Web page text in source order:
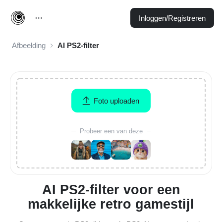
Inloggen/Registreren
Afbeelding AI PS2-filter
AI PS2-filter voor een
makkelijke retro gamestijl
Foto uploaden
Probeer een van deze